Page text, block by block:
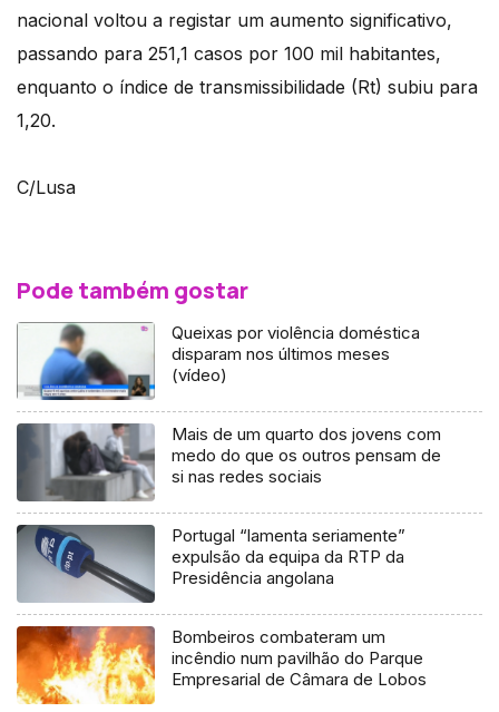
nacional voltou a registar um aumento significativo,
passando para 251,1 casos por 100 mil habitantes,
enquanto o índice de transmissibilidade (Rt) subiu para
1,20.
C/Lusa
Pode também gostar
Queixas por violência doméstica
disparam nos últimos meses
(vídeo)
Mais de um quarto dos jovens com
medo do que os outros pensam de
si nas redes sociais
Portugal “lamenta seriamente”
expulsão da equipa da RTP da
Presidência angolana
Bombeiros combateram um
incêndio num pavilhão do Parque
Empresarial de Câmara de Lobos